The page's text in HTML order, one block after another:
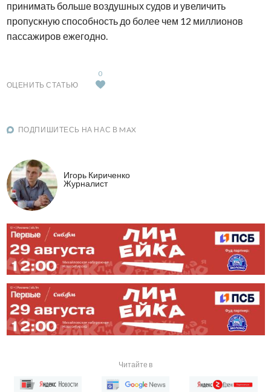
принимать больше воздушных судов и увеличить
пропускную способность до более чем 12 миллионов
пассажиров ежегодно.
ОЦЕНИТЬ СТАТЬЮ
0
ПОДПИШИТЕСЬ НА НАС В MAX
Игорь Кириченко
Журналист
Читайте в